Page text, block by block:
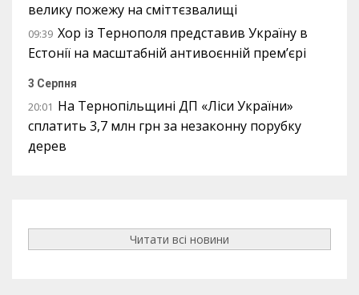
велику пожежу на сміттєзвалищі
09:39 Хор із Тернополя представив Україну в
Естонії на масштабній антивоєнній прем’єрі
3 Серпня
20:01 На Тернопільщині ДП «Ліси України»
сплатить 3,7 млн грн за незаконну порубку
дерев
Читати всі новини